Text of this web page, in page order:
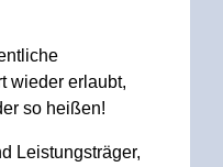
wieder erlaubt,
so heißen!
Leistungsträger,